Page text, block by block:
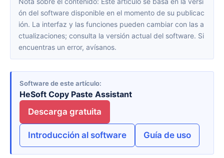
ón del software disponible en el momento de su publicac
ión. La interfaz y las funciones pueden cambiar con las a
ctualizaciones; consulta la versión actual del software. Si
encuentras un error, avísanos.
Software de este artículo
HeSoft Copy Paste Assistant
Descarga gratuita
Introducción al software Guía de uso